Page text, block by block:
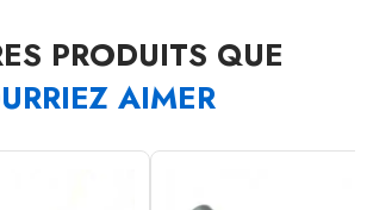
PRODUITS QUE
AIMER